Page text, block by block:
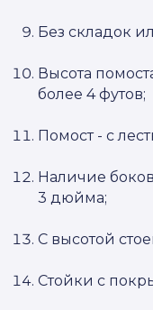
Без складок
Высота
более 4 футов;
Помост - с
Наличие
3 дюйма;
С высотой
Стойки с